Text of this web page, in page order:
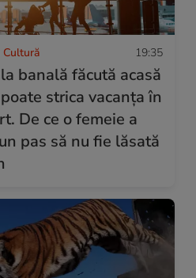
Cultură 19:35
banală făcută acasă
strica vacanța în
De ce o femeie a
pas să nu fie lăsată